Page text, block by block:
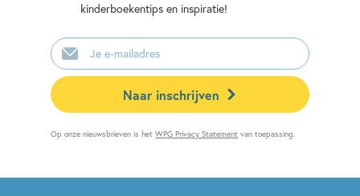
kinderboekentips en inspiratie!
E-
mailadres
Naar inschrijven
Op onze nieuwsbrieven is hetWPG Privacy Statement van toepassing.